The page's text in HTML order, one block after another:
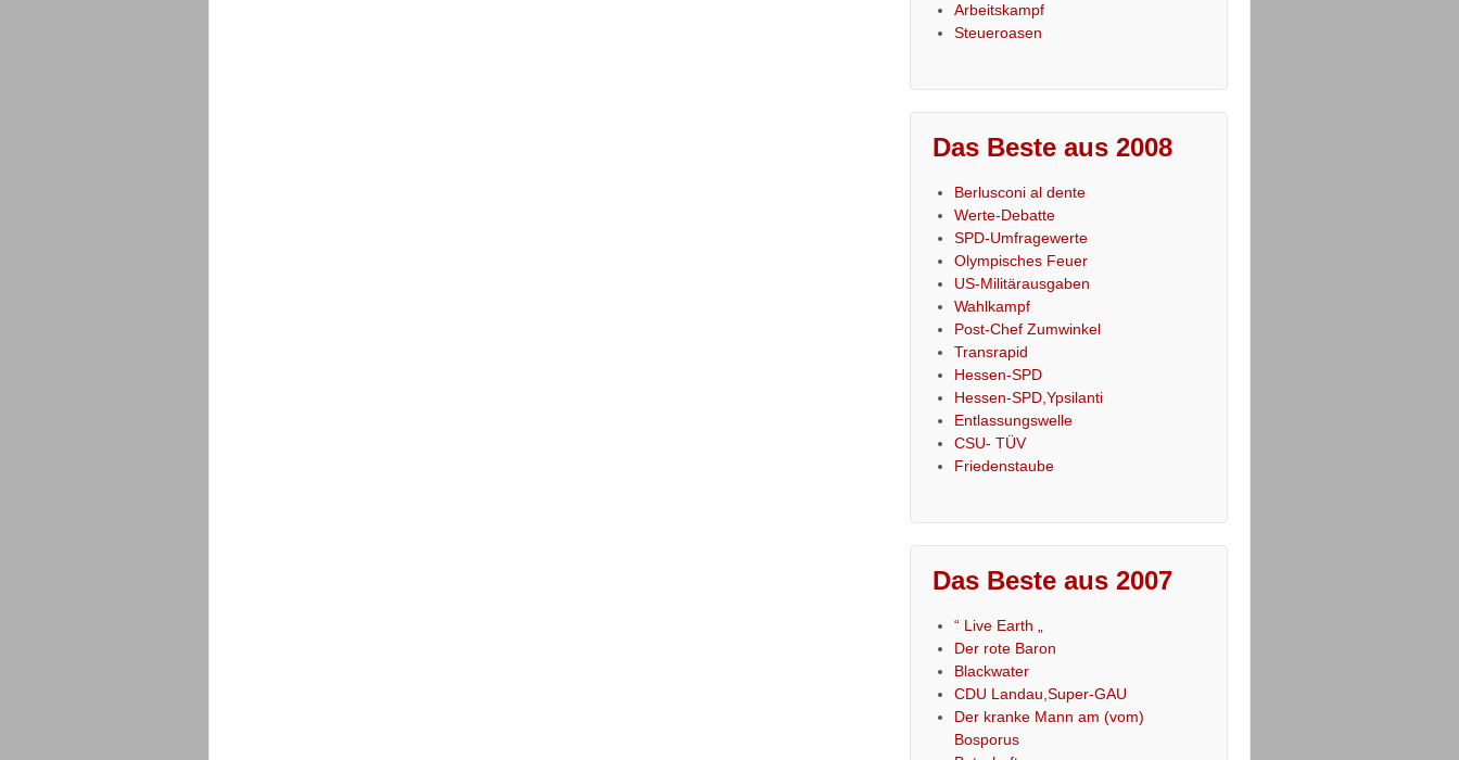
Arbeitskampf
Steueroasen
Das Beste aus 2008
Berlusconi al dente
Werte-Debatte
SPD-Umfragewerte
Olympisches Feuer
US-Militärausgaben
Wahlkampf
Post-Chef Zumwinkel
Transrapid
Hessen-SPD
Hessen-SPD,Ypsilanti
Entlassungswelle
CSU- TÜV
Friedenstaube
Das Beste aus 2007
“ Live Earth „
Der rote Baron
Blackwater
CDU Landau,Super-GAU
Der kranke Mann am (vom)
Bosporus